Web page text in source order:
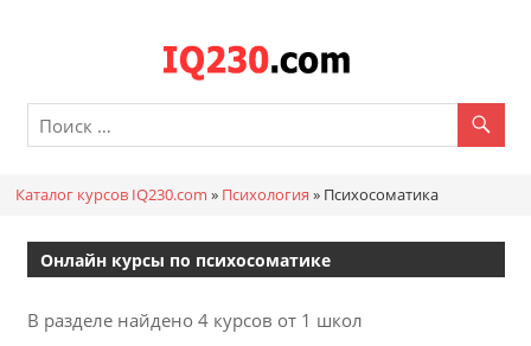
онлайн
Каталог курсов IQ230.com » Психология » Психосоматика
Онлайн курсы по психосоматике
В разделе найдено 4 курсов от 1 школ